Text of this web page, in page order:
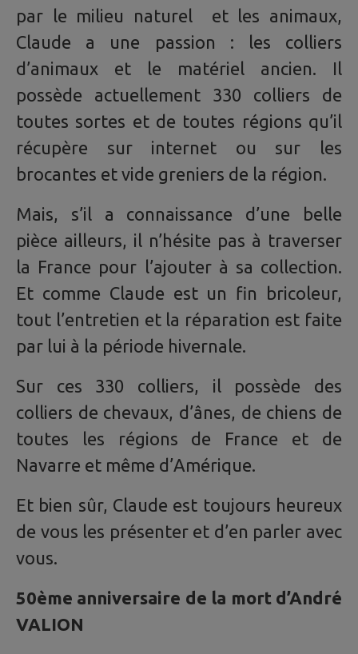
par le milieu naturel et les animaux,
Claude a une passion : les colliers
d’animaux et le matériel ancien. Il
possède actuellement 330 colliers de
toutes sortes et de toutes régions qu’il
récupère sur internet ou sur les
brocantes et vide greniers de la région.
Mais, s’il a connaissance d’une belle
pièce ailleurs, il n’hésite pas à traverser
la France pour l’ajouter à sa collection.
Et comme Claude est un fin bricoleur,
tout l’entretien et la réparation est faite
par lui à la période hivernale.
Sur ces 330 colliers, il possède des
colliers de chevaux, d’ânes, de chiens de
toutes les régions de France et de
Navarre et même d’Amérique.
Et bien sûr, Claude est toujours heureux
de vous les présenter et d’en parler avec
vous.
50ème anniversaire de la mort d’André
VALION